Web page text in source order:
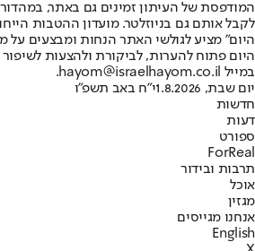
המודפסת של העיתון זמינים גם באתר,
לקבל אותם גם בניוזלטר. מועדון ההטבות
היום" מציע לגולשי האתר הנחות ומבצעים על
היום פתוח להערות, לביקורת ולהצעות
במייל hayom@israelhayom.co.il.
יום שבת, 1.8.2026
י"ח באב תשפ"ו
חדשות
דעות
ספורט
ForReal
תרבות ובידור
אוכל
מגזין
אנחנו מגייסים
English